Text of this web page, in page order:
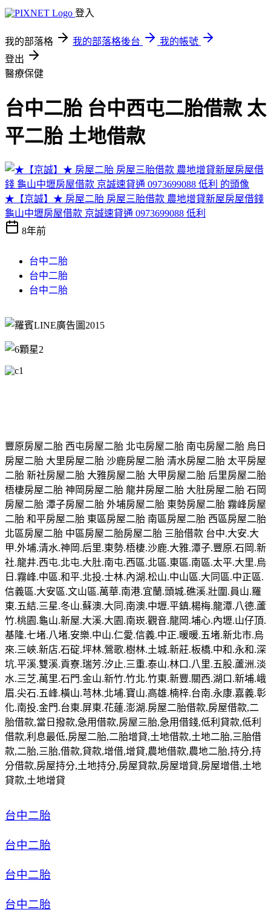
登入
我的部落格 我的部落格後台
我的帳號
登出
醫療保健
台中二胎 台中西屯二胎借款 太
平二胎 土地借款
★【京誠】★ 房屋二胎 房屋三胎借款 農地增貸新屋房屋借錢
龜山中壢房屋借款 京誠速貸通 0973699088 低利
8年前
台中二胎
台中二胎
台中二胎
豐原房屋二胎 西屯房屋二胎 北屯房屋二胎 南屯房屋二胎 烏日
房屋二胎 大里房屋二胎 沙鹿房屋二胎 清水房屋二胎 太平房屋
二胎 新社房屋二胎 大雅房屋二胎 大甲房屋二胎 后里房屋二胎
梧棲房屋二胎 神岡房屋二胎 龍井房屋二胎 大肚房屋二胎 石岡
房屋二胎 潭子房屋二胎 外埔房屋二胎 東勢房屋二胎 霧峰房屋
二胎 和平房屋二胎 東區房屋二胎 南區房屋二胎 西區房屋二胎
北區房屋二胎 中區房屋二胎房屋二胎 三胎借款 台中.大安.大
甲.外埔.清水.神岡.后里.東勢.梧棲.沙鹿.大雅.潭子.豐原.石岡.新
社.龍井.西屯.北屯.大肚.南屯.西區.北區.東區.南區.太平.大里.烏
日.霧峰.中區.和平.北投.士林.內湖.松山.中山區.大同區.中正區.
信義區.大安區.文山區.萬華.南港.宜蘭.頭城.礁溪.壯圍.員山.羅
東.五結.三星.冬山.蘇澳.大同.南澳.中壢.平鎮.楊梅.龍潭.八德.蘆
竹.桃園.龜山.新屋.大溪.大園.南崁.觀音.龍岡.埔心.內壢.山仔頂.
基隆.七堵.八堵.安樂.中山.仁愛.信義.中正.暖暖.五堵.新北市.烏
來.三峽.新店.石碇.坪林.鶯歌.樹林.土城.新莊.板橋.中和.永和.深
坑.平溪.雙溪.貢寮.瑞芳.汐止.三重.泰山.林口.八里.五股.蘆洲.淡
水.三芝.萬里.石門.金山.新竹.竹北.竹東.新豐.關西.湖口.新埔.峨
眉.尖石.五峰.橫山.芎林.北埔.寶山.高雄.楠梓.台南.永康.嘉義.彰
化.南投.金門.台東.屏東.花蓮.澎湖.房屋二胎借款,房屋借款,二
胎借款,當日撥款,急用借款,房屋三胎,急用借錢,低利貸款,低利
借款,利息最低,房屋二胎,二胎增貸,土地借款,土地二胎,三胎借
款,二胎,三胎,借款,貸款,增借,增貸,農地借款,農地二胎,持分,持
分借款,房屋持分,土地持分,房屋貸款,房屋增貸,房屋增借,土地
貸款,土地增貸
台中二胎
台中二胎
台中二胎
台中二胎